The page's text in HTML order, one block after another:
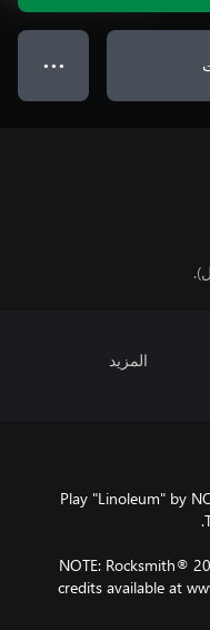
● ● ●
المزيد
Play "Linoleum" by
NOTE: Rocksmith®
credits available at